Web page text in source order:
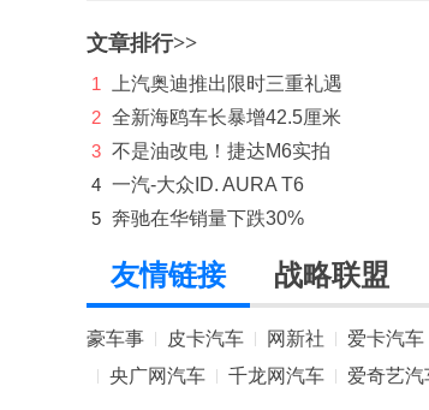
理念
林肯
理想
路虎
LUMMA
M
迈凯伦
Mansory
文章排行>>
1
上汽奥迪推出限时三重礼遇
2 全新海鸥车长暴增42.5厘米
3 不是油改电！捷达M6实拍
4 一汽-大众ID. AURA T6
5 奔驰在华销量下跌30%
友情链接 战略联盟
豪车事 皮卡汽车 网新社 爱卡汽车
央广网汽车 千龙网汽车 爱奇艺汽